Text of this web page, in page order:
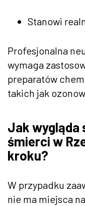
Stanowi
Profesjonalna
wymaga
preparatów
takich jak
Jak wygląda
śmierci w
kroku?
W przypadku
nie ma miejsca